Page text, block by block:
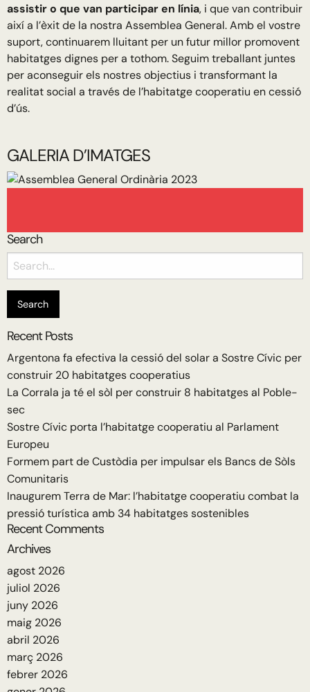
assistir o que van participar en línia, i que van contribuir
així a l’èxit de la nostra Assemblea General. Amb el vostre
suport, continuarem lluitant per un futur millor promovent
habitatges dignes per a tothom. Seguim treballant juntes
per aconseguir els nostres objectius i transformant la
realitat social a través de l’habitatge cooperatiu en cessió
d’ús.
GALERIA D’IMATGES
Search
Search
for:
Recent Posts
Argentona fa efectiva la cessió del solar a Sostre Cívic per
construir 20 habitatges cooperatius
La Corrala ja té el sòl per construir 8 habitatges al Poble-
sec
Sostre Cívic porta l’habitatge cooperatiu al Parlament
Europeu
Formem part de Custòdia per impulsar els Bancs de Sòls
Comunitaris
Inaugurem Terra de Mar: l’habitatge cooperatiu combat la
pressió turística amb 34 habitatges sostenibles
Recent Comments
Archives
agost 2026
juliol 2026
juny 2026
maig 2026
abril 2026
març 2026
febrer 2026